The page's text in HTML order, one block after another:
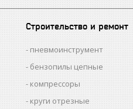
Строительство и ремонт
пневмоинструмент
бензопилы цепные
компрессоры
круги отрезные